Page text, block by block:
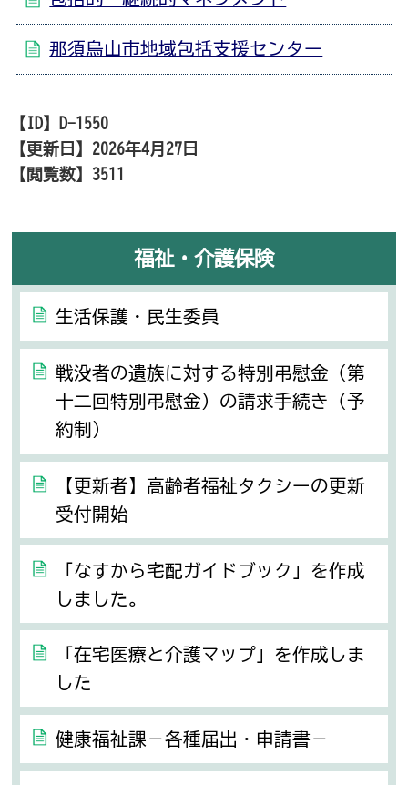
那須烏山市地域包括支援センター
【ID】
D-1550
【更新日】 2026年4月27日
【閲覧数】3511
福祉・介護保険
生活保護・民生委員
戦没者の遺族に対する特別弔慰金（第
十二回特別弔慰金）の請求手続き（予
約制）
【更新者】高齢者福祉タクシーの更新
受付開始
「なすから宅配ガイドブック」を作成
しました。
「在宅医療と介護マップ」を作成しま
した
健康福祉課－各種届出・申請書－